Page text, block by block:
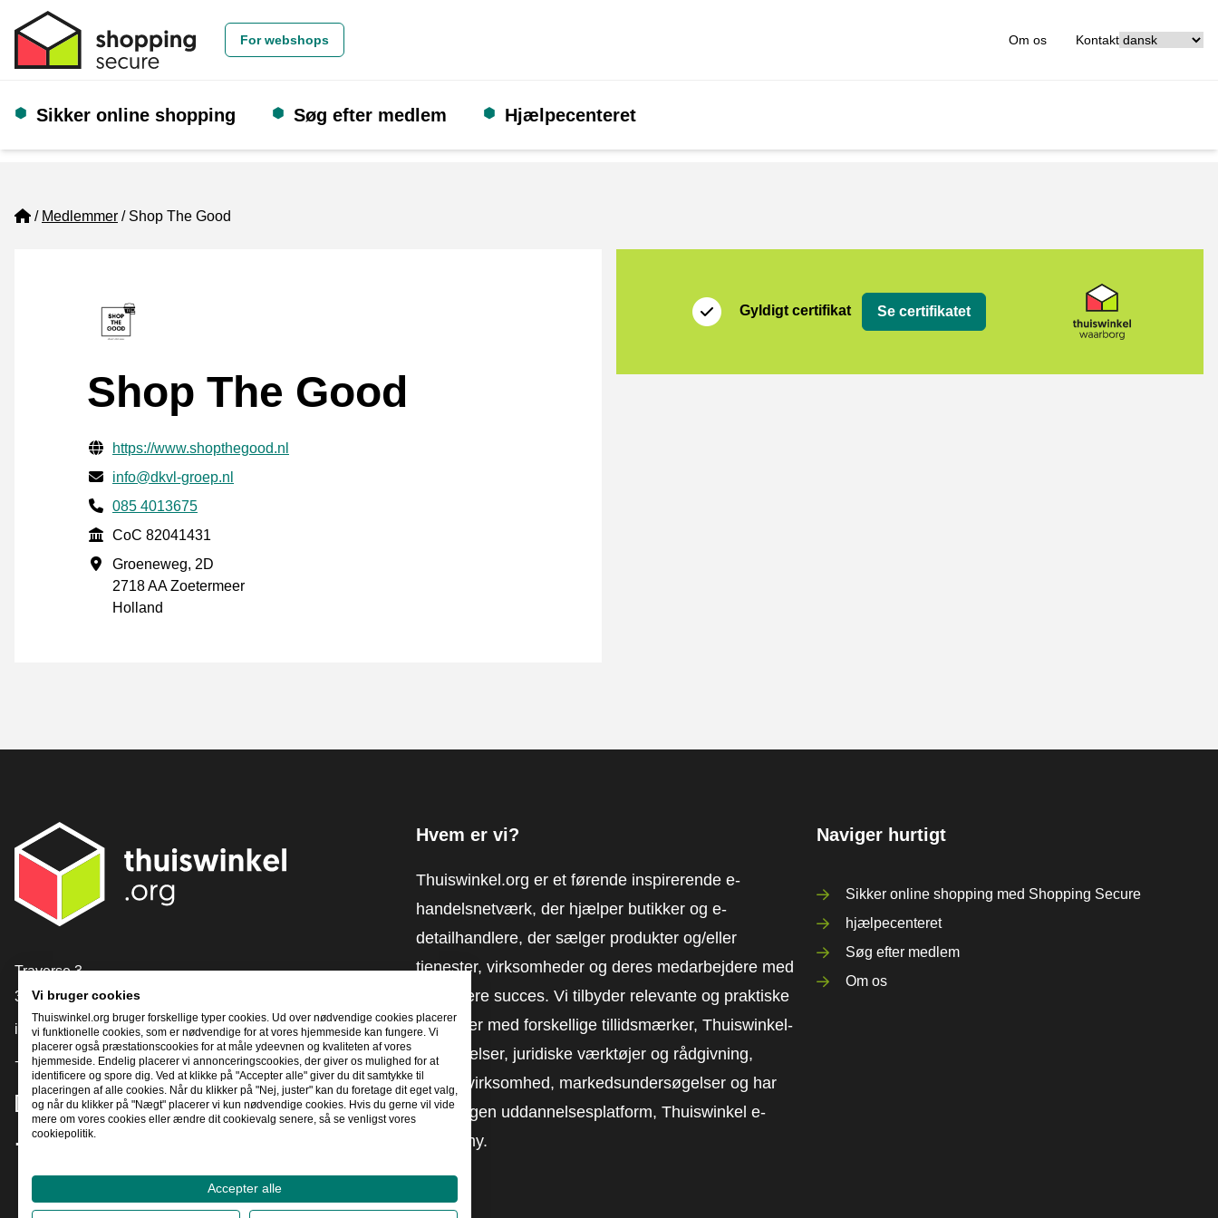
For webshops Om os Kontakt
Sikker online shopping Søg efter medlem Hjælpecenteret
Home
Medlemmer Shop The Good
Shop The Good
Verificerede kontaktoplysninger
Website URL
https://www.shopthegood.nl
E-mail
info@dkvl-groep.nl
Phone number
085 4013675
CoC
CoC 82041431
Forretningsadresse
Groeneweg, 2D
2718 AA Zoetermeer
Holland
Gyldigt certifikat Se certifikatet
[_General:Contact]
Traverse 3
3905 NL Veenendaal
info@thuiswinkel.org
+31 (0)318 64 85 75
[_General:SocialMediaTitle]
Hvem er vi?
Thuiswinkel.org er et førende inspirerende e-
handelsnetværk, der hjælper butikker og e-
detailhandlere, der sælger produkter og/eller
tjenester, virksomheder og deres medarbejdere med
at få mere succes. Vi tilbyder relevante og praktiske
løsninger med forskellige tillidsmærker, Thuiswinkel-
anmeldelser, juridiske værktøjer og rådgivning,
fortalervirksomhed, markedsundersøgelser og har
vores egen uddannelsesplatform, Thuiswinkel e-
Academy.
Naviger hurtigt
Sikker online shopping med Shopping Secure
hjælpecenteret
Søg efter medlem
Om os
Vi bruger cookies
Thuiswinkel.org bruger forskellige typer cookies. Ud over nødvendige cookies placerer
vi funktionelle cookies, som er nødvendige for at vores hjemmeside kan fungere. Vi
placerer også præstationscookies for at måle ydeevnen og kvaliteten af ​​vores
hjemmeside. Endelig placerer vi annonceringscookies, der giver os mulighed for at
identificere og spore dig. Ved at klikke på "Accepter alle" giver du dit samtykke til
placeringen af ​​alle cookies. Når du klikker på "Nej, juster" kan du foretage dit eget valg,
og når du klikker på "Nægt" placerer vi kun nødvendige cookies. Hvis du gerne vil vide
mere om vores cookies eller ændre dit cookievalg senere, så se venligst vores
cookiepolitik.
Accepter alle